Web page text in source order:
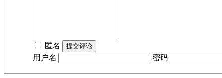
匿名
用户名
密码